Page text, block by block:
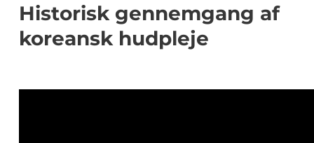
Historisk gennemgang af
koreansk hudpleje